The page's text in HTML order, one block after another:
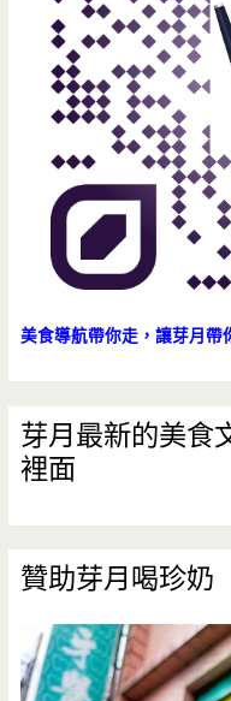
美食導航帶你走，讓芽月帶
芽月最新的美食
裡面
贊助芽月喝珍奶